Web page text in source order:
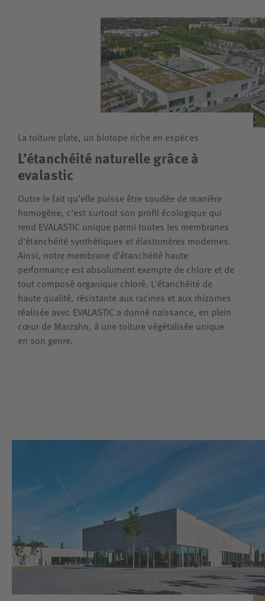
La toiture plate, un biotope riche en espèces
L’étanchéité naturelle grâce à
evalastic
Outre le fait qu’elle puisse être soudée de manière
homogène, c'est surtout son profil écologique qui
rend EVALASTIC unique parmi toutes les membranes
d'étanchéité synthétiques et élastomères modernes.
Ainsi, notre membrane d'étanchéité haute
performance est absolument exempte de chlore et de
tout composé organique chloré. L'étanchéité de
haute qualité, résistante aux racines et aux rhizomes
réalisée avec EVALASTIC a donné naissance, en plein
cœur de Marzahn, à une toiture végétalisée unique
en son genre.